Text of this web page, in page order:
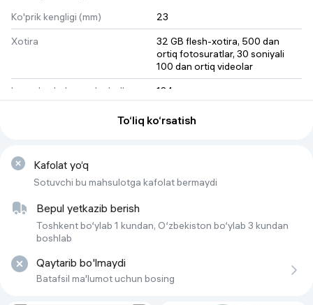
Динамики, встроенные в дужки очков, воспроизводят звук,
который слышите только вы, а 5 встроенных микрофонов
улавливают четкий звук для прослушивания музыки или
звонков.
Отправляйте текстовые или голосовые сообщения,
искусственного интеллекта.
Переводите разговоры на других языках в режиме реального
времени. Живой перевод доступен на французском,
итальянском, испанском и английском языках.
Ko'prik kengligi (mm)
23
Xotira
32 GB flesh-xotira, 500 dan
ortiq fotosuratlar, 30 soniyali
100 dan ortiq videolar
Loopdan halqagacha bo'lgan
masofa (mm)
134
5.2
Kamera
12MP ultra keng burchak
Mikrofon
o'ng eshitish vositasida, 1 ta
Ob'ektiv kengligi (mm)
Mat qora
To‘liq ko‘rsatish
Kafolat yo‘q
Sotuvchi bu mahsulotga kafolat bermaydi
Bepul yetkazib berish
Toshkent bo‘ylab 1 kundan, O‘zbekiston bo‘ylab 3 kundan
boshlab
Qaytarib bo'lmaydi
Batafsil ma'lumot uchun bosing